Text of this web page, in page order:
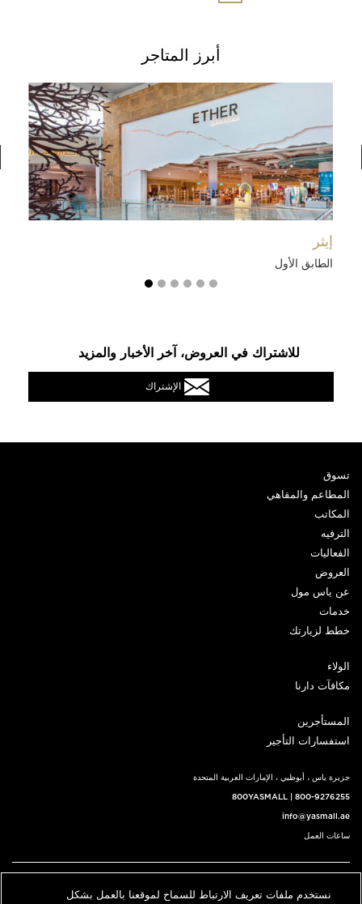
أبرز المتاجر
للاشتراك في العروض، آخر الأخبار والمزيد
الإشتراك
تسوق
المطاعم والمقاهي
المكاتب
الترفيه
الفعاليات
العروض
عن ياس مول
خدمات
خطط لزيارتك
الولاء
مكافآت دارنا
المستأجرين
استفسارات التأجير
جزيرة ياس ، أبوظبي ، الإمارات العربية المتحدة
800YASMALL 800-9276255
info@yasmall.ae
ساعات العمل
English حدد موقعنا اتصل بنا
نستخدم ملفات تعريف الارتباط للسماح لموقعنا بالعمل بشكل